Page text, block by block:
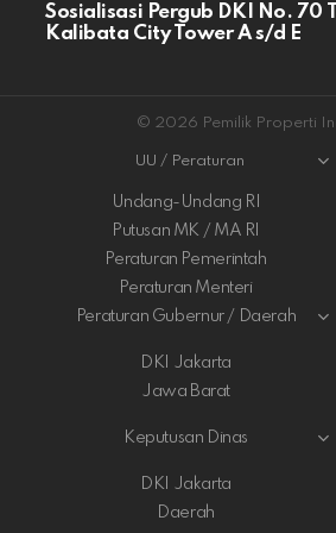
Sosialisasi Pergub DKI No. 70
Kalibata City Tower A s/d E
© 2026 Pemilik Properti
UU / Peraturan
Undang-Undang RI
Putusan MK / MA RI
Peraturan Pemerintah
Peraturan Menteri
Peraturan Gubernur / Daerah
DKI Jakarta
Jawa Barat
Keputusan Dinas
DKI Jakarta
Daerah